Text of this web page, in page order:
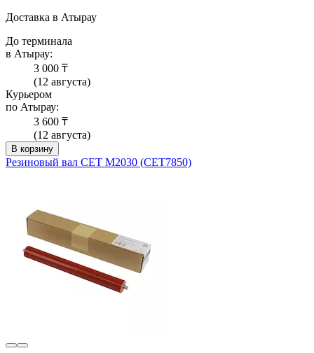
Доставка в Атырау
До терминала
в Атырау:
3 000 ₸
(12 августа)
Курьером
по Атырау:
3 600 ₸
(12 августа)
В корзину
Резиновый вал CET M2030 (CET7850)